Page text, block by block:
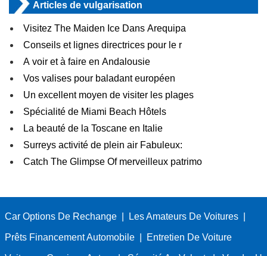
Articles de vulgarisation
Visitez The Maiden Ice Dans Arequipa
Conseils et lignes directrices pour le r
A voir et à faire en Andalousie
Vos valises pour baladant européen
Un excellent moyen de visiter les plages
Spécialité de Miami Beach Hôtels
La beauté de la Toscane en Italie
Surreys activité de plein air Fabuleux:
Catch The Glimpse Of merveilleux patrimo
Car Options De Rechange Les Amateurs De Voitures
Prêts Financement Automobile Entretien De Voiture